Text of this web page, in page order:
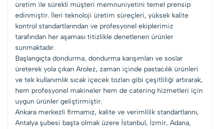
üretim ile sürekli müşteri memnuniyetini temel prensip
edinmiştir. İleri teknoloji üretim süreçleri, yüksek kalite
kontrol standartlarından ve profesyonel ekiplerimiz
tarafından her aşaması titizlikle denetlenen ürünler
sunmaktadır.
Başlangıçta dondurma, dondurma karışımları ve soslar
üreterek yola çıkan Arolez, zaman içinde pastacılık ürünleri
ve tek kullanımlık sıcak içecek tozları gibi çeşitliliği artırarak,
hem profesyonel makineler hem de catering hizmetleri için
uygun ürünler geliştirmiştir.
Ankara merkezli firmamız, kalite ve verimlilik standartlarını,
Antalya şubesi başta olmak üzere İstanbul, İzmir, Adana,